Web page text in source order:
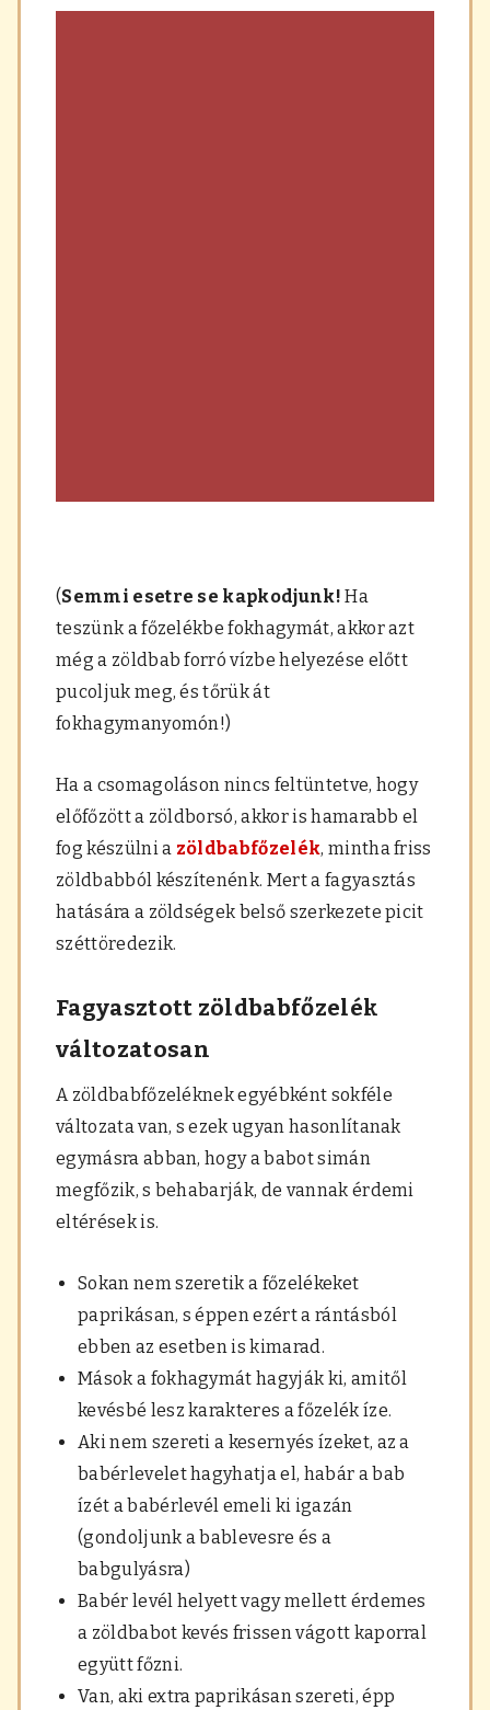
(Semmi esetre se kapkodjunk! Ha
teszünk a főzelékbe fokhagymát, akkor azt
még a zöldbab forró vízbe helyezése előtt
pucoljuk meg, és tőrük át
fokhagymanyomón!)
Ha a csomagoláson nincs feltüntetve, hogy
előfőzött a zöldborsó, akkor is hamarabb el
fog készülni a zöldbabfőzelék, mintha friss
zöldbabból készítenénk. Mert a fagyasztás
hatására a zöldségek belső szerkezete picit
széttöredezik.
Fagyasztott zöldbabfőzelék
változatosan
A zöldbabfőzeléknek egyébként sokféle
változata van, s ezek ugyan hasonlítanak
egymásra abban, hogy a babot simán
megfőzik, s behabarják, de vannak érdemi
eltérések is.
Sokan nem szeretik a főzelékeket
paprikásan, s éppen ezért a rántásból
ebben az esetben is kimarad.
Mások a fokhagymát hagyják ki, amitől
kevésbé lesz karakteres a főzelék íze.
Aki nem szereti a kesernyés ízeket, az a
babérlevelet hagyhatja el, habár a bab
ízét a babérlevél emeli ki igazán
(gondoljunk a bablevesre és a
babgulyásra)
Babér levél helyett vagy mellett érdemes
a zöldbabot kevés frissen vágott kaporral
együtt főzni.
Van, aki extra paprikásan szereti, épp